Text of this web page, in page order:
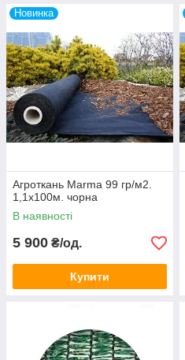
Новинка
Агроткань Marma 99 гр/м2.
1,1х100м. чорна
В наявності
5 900 ₴/од.
Купити